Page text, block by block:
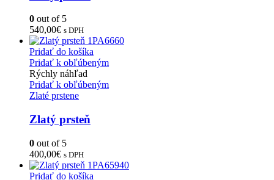
0 out of 5
540,00€ s DPH
Pridať do košíka
Pridať k obľúbeným
Rýchly náhľad
Pridať k obľúbeným
Zlaté prstene
Zlatý prsteň
0 out of 5
400,00€ s DPH
Pridať do košíka